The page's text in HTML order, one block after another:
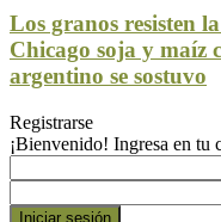
Los granos resisten
Chicago soja y maíz
argentino se sostuvo
Registrarse
¡Bienvenido! Ingresa en tu